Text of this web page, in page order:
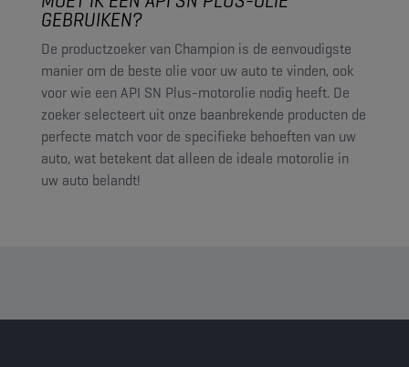
GEBRUIKEN?
De productzoeker van Champion is de eenvoudigste
manier om de beste olie voor uw auto te vinden, ook
voor wie een API SN Plus-motorolie nodig heeft. De
zoeker selecteert uit onze baanbrekende producten de
perfecte match voor de specifieke behoeften van uw
auto, wat betekent dat alleen de ideale motorolie in
uw auto belandt!